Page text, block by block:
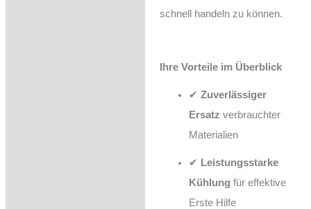
schnell handeln zu können.
Ihre Vorteile im Überblick
✔ Zuverlässiger
Ersatz verbrauchter
Materialien
✔ Leistungsstarke
Kühlung für effektive
Erste Hilfe